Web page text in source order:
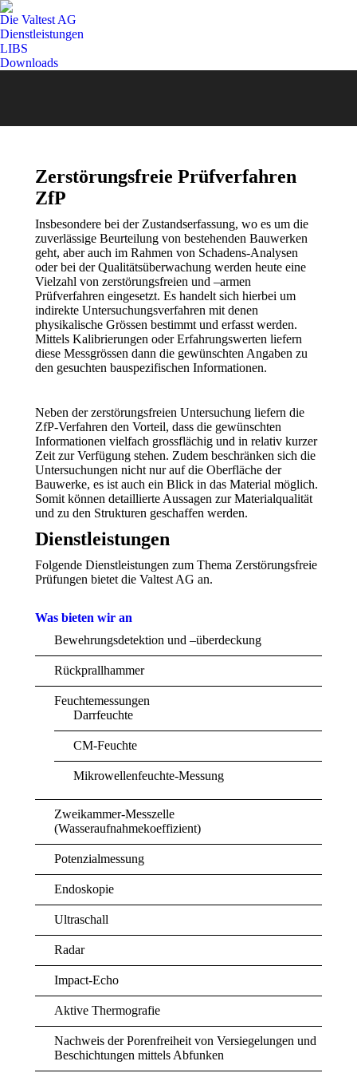
Die Valtest AG
Dienstleistungen
LIBS
Downloads
Zerstörungsfreie Prüfverfahren
ZfP
Insbesondere bei der Zustandserfassung, wo es um die
zuverlässige Beurteilung von bestehenden Bauwerken
geht, aber auch im Rahmen von Schadens-Analysen
oder bei der Qualitätsüberwachung werden heute eine
Vielzahl von zerstörungsfreien und –armen
Prüfverfahren eingesetzt. Es handelt sich hierbei um
indirekte Untersuchungsverfahren mit denen
physikalische Grössen bestimmt und erfasst werden.
Mittels Kalibrierungen oder Erfahrungswerten liefern
diese Messgrössen dann die gewünschten Angaben zu
den gesuchten bauspezifischen Informationen.
Neben der zerstörungsfreien Untersuchung liefern die
ZfP-Verfahren den Vorteil, dass die gewünschten
Informationen vielfach grossflächig und in relativ kurzer
Zeit zur Verfügung stehen. Zudem beschränken sich die
Untersuchungen nicht nur auf die Oberfläche der
Bauwerke, es ist auch ein Blick in das Material möglich.
Somit können detaillierte Aussagen zur Materialqualität
und zu den Strukturen geschaffen werden.
Dienstleistungen
Folgende Dienstleistungen zum Thema Zerstörungsfreie
Prüfungen bietet die Valtest AG an.
Was bieten wir an
Bewehrungsdetektion und –überdeckung
Rückprallhammer
Feuchtemessungen
Darrfeuchte
CM-Feuchte
Mikrowellenfeuchte-Messung
Zweikammer-Messzelle
(Wasseraufnahmekoeffizient)
Potenzialmessung
Endoskopie
Ultraschall
Radar
Impact-Echo
Aktive Thermografie
Nachweis der Porenfreiheit von Versiegelungen und
Beschichtungen mittels Abfunken